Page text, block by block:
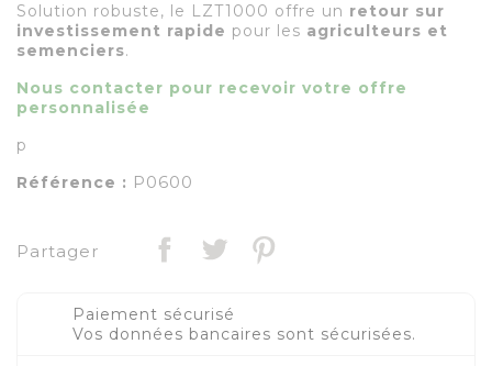
Solution robuste, le LZT1000 offre un retour sur
investissement rapide pour les agriculteurs et
semenciers.
Nous contacter pour recevoir votre offre
personnalisée
p
Référence : P0600
Partager
Paiement sécurisé
Vos données bancaires sont sécurisées.